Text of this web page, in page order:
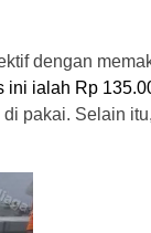
dengan
ini ialah Rp
pakai. Selain itu,